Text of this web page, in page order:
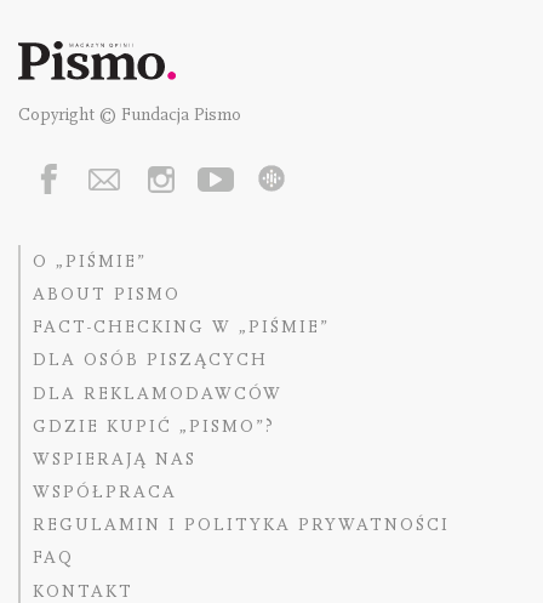
Copyright © Fundacja Pismo
O „PIŚMIE”
ABOUT PISMO
FACT-CHECKING W „PIŚMIE”
DLA OSÓB PISZĄCYCH
DLA REKLAMODAWCÓW
GDZIE KUPIĆ „PISMO”?
WSPIERAJĄ NAS
WSPÓŁPRACA
REGULAMIN I POLITYKA PRYWATNOŚCI
FAQ
KONTAKT